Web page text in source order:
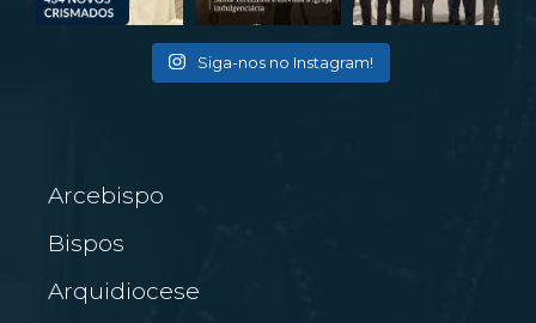
Siga-nos no Instagram!
Arcebispo
Bispos
Arquidiocese